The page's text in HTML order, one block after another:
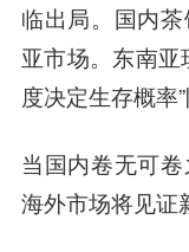
临出局。国内
亚市场。东南
度决定生存概率”
当国内卷无可
海外市场将见证